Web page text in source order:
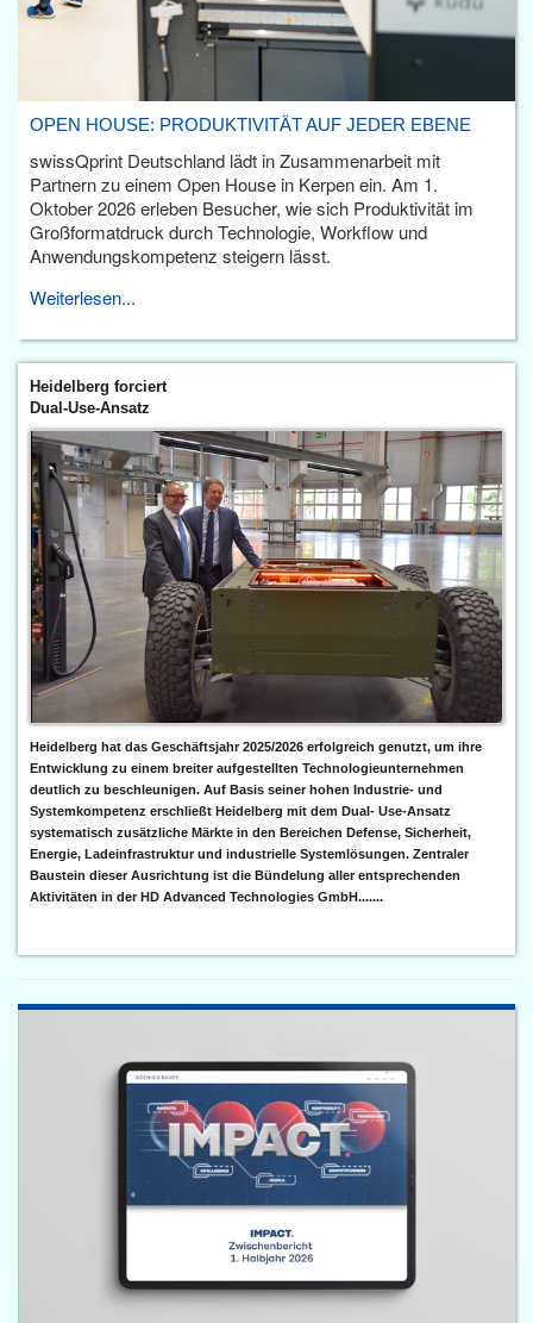
OPEN HOUSE: PRODUKTIVITÄT AUF JEDER EBENE
swissQprint Deutschland lädt in Zusammenarbeit mit
Partnern zu einem Open House in Kerpen ein. Am 1.
Oktober 2026 erleben Besucher, wie sich Produktivität im
Großformatdruck durch Technologie, Workflow und
Anwendungskompetenz steigern lässt.
Weiterlesen...
Heidelberg forciert
Dual-Use-Ansatz
Heidelberg hat das Geschäftsjahr 2025/2026 erfolgreich genutzt, um ihre
Entwicklung zu einem breiter aufgestellten Technologieunternehmen
deutlich zu beschleunigen. Auf Basis seiner hohen Industrie- und
Systemkompetenz erschließt Heidelberg mit dem Dual- Use-Ansatz
systematisch zusätzliche Märkte in den Bereichen Defense, Sicherheit,
Energie, Ladeinfrastruktur und industrielle Systemlösungen. Zentraler
Baustein dieser Ausrichtung ist die Bündelung aller entsprechenden
Aktivitäten in der HD Advanced Technologies GmbH.......